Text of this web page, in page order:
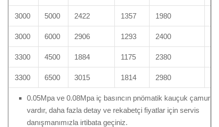
3000 5000 2422 1357 1980
3000 6000 2906 1293 2400
3300 4500 1884 1175 2380
3300 6500 3015 1814 2980
0.05Mpa ve 0.08Mpa iç basıncın pnömatik kauçuk
vardır, daha fazla detay ve rekabetçi fiyatlar için servis
danışmanımızla irtibata geçiniz.